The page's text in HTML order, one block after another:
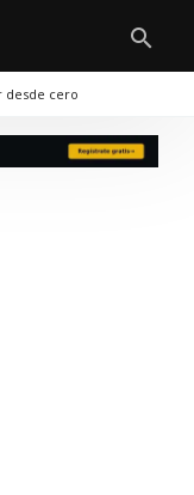
desde cero